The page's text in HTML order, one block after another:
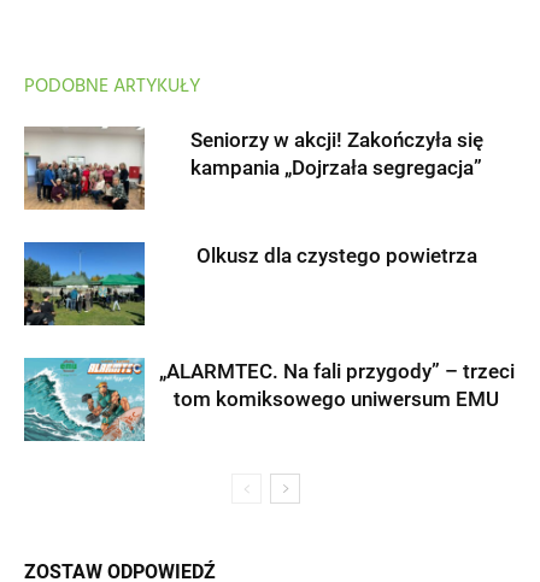
PODOBNE ARTYKUŁY
Seniorzy w akcji! Zakończyła się
kampania „Dojrzała segregacja”
Olkusz dla czystego powietrza
„ALARMTEC. Na fali przygody” – trzeci
tom komiksowego uniwersum EMU
ZOSTAW ODPOWIEDŹ